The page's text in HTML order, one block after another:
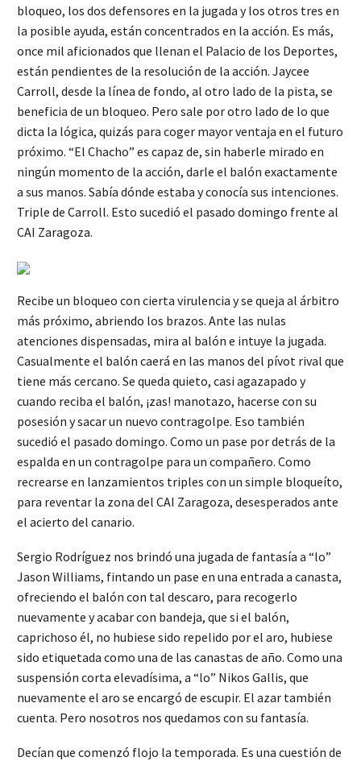
bloqueo, los dos defensores en la jugada y los otros tres en
la posible ayuda, están concentrados en la acción. Es más,
once mil aficionados que llenan el Palacio de los Deportes,
están pendientes de la resolución de la acción. Jaycee
Carroll, desde la línea de fondo, al otro lado de la pista, se
beneficia de un bloqueo. Pero sale por otro lado de lo que
dicta la lógica, quizás para coger mayor ventaja en el futuro
próximo. “El Chacho” es capaz de, sin haberle mirado en
ningún momento de la acción, darle el balón exactamente
a sus manos. Sabía dónde estaba y conocía sus intenciones.
Triple de Carroll. Esto sucedió el pasado domingo frente al
CAI Zaragoza.
Recibe un bloqueo con cierta virulencia y se queja al árbitro
más próximo, abriendo los brazos. Ante las nulas
atenciones dispensadas, mira al balón e intuye la jugada.
Casualmente el balón caerá en las manos del pívot rival que
tiene más cercano. Se queda quieto, casi agazapado y
cuando reciba el balón, ¡zas! manotazo, hacerse con su
posesión y sacar un nuevo contragolpe. Eso también
sucedió el pasado domingo. Como un pase por detrás de la
espalda en un contragolpe para un compañero. Como
recrearse en lanzamientos triples con un simple bloqueíto,
para reventar la zona del CAI Zaragoza, desesperados ante
el acierto del canario.
Sergio Rodríguez nos brindó una jugada de fantasía a “lo”
Jason Williams, fintando un pase en una entrada a canasta,
ofreciendo el balón con tal descaro, para recogerlo
nuevamente y acabar con bandeja, que si el balón,
caprichoso él, no hubiese sido repelido por el aro, hubiese
sido etiquetada como una de las canastas de año. Como una
suspensión corta elevadísima, a “lo” Nikos Gallis, que
nuevamente el aro se encargó de escupir. El azar también
cuenta. Pero nosotros nos quedamos con su fantasía.
Decían que comenzó flojo la temporada. Es una cuestión de